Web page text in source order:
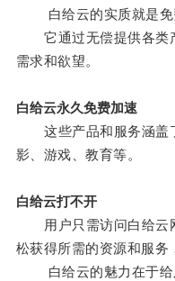
白给云的实质就是免
它通过无偿提供各类
需求和欲望。
白给云永久免费加速
这些产品和服务涵盖
影、游戏、教育等。
白给云打不开
用户只需访问白给云
松获得所需的资源和服务
白给云的魅力在于给